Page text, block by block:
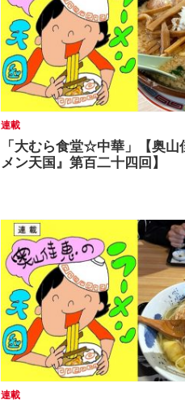
連載
「大むら食堂☆中華」【奥山
メン天国』第百二十四回】
連載